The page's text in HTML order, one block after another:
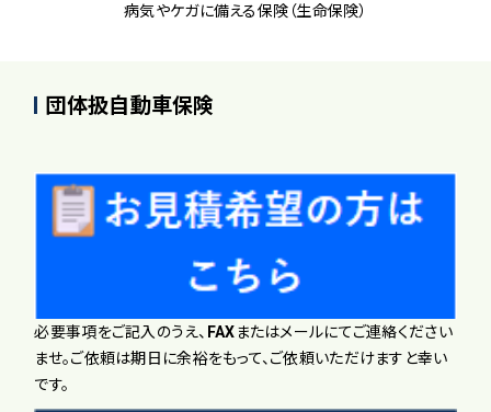
病気やケガに備える保険（生命保険）
団体扱自動車保険
必要事項をご記入のうえ、FAXまたはメールにてご連絡ください
ませ。ご依頼は期日に余裕をもって、ご依頼いただけますと幸い
です。